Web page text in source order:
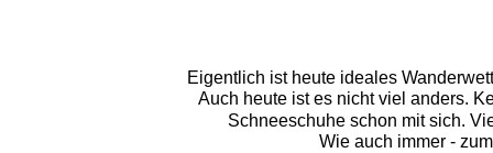
Eigentlich ist heute ideales
Auch heute ist es nicht viel anders.
Schneeschuhe schon mit sich.
Wie auch immer -